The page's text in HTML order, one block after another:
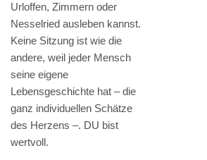
Urloffen, Zimmern oder
Nesselried ausleben kannst.
Keine Sitzung ist wie die
andere, weil jeder Mensch
seine eigene
Lebensgeschichte hat – die
ganz individuellen Schätze
des Herzens –. DU bist
wertvoll.